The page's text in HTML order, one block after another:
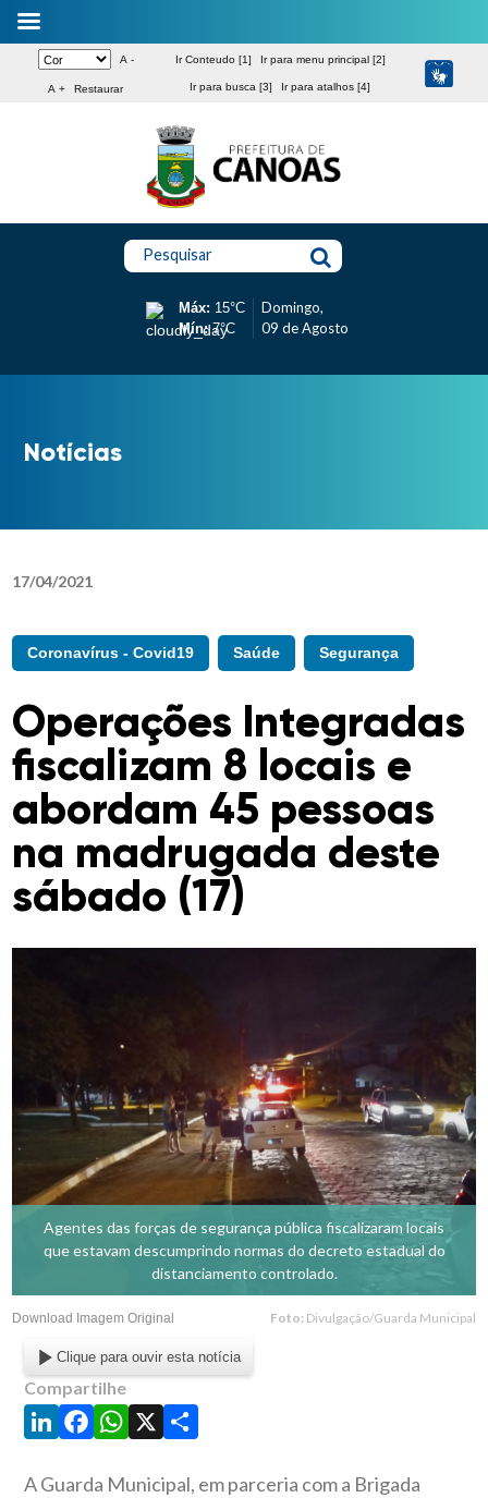
A -
A + Restaurar
Ir Conteudo [1] Ir para menu principal [2]
Ir para busca [3] Ir para atalhos [4]
Pesquisar
Máx: 15°C
Mín:7°C
Domingo,
09 de Agosto
Notícias
17/04/2021
Coronavírus - Covid19 Saúde Segurança
Operações Integradas
fiscalizam 8 locais e
abordam 45 pessoas
na madrugada deste
sábado (17)
Agentes das forças de segurança pública fiscalizaram locais
que estavam descumprindo normas do decreto estadual do
distanciamento controlado.
Download Imagem Original Foto: Divulgação/Guarda Municipal
Clique para ouvir esta notícia
Compartilhe
LinkedIn
Facebook
WhatsApp
X Share
A Guarda Municipal, em parceria com a Brigada